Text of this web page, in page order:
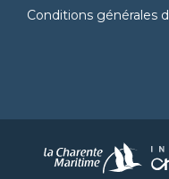
Conditions générales